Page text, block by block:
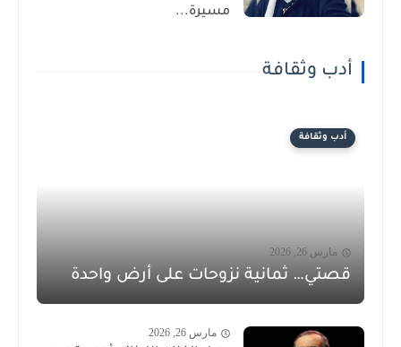
مسيرة...
أدب وثقافة
أدب وثقافة
مارس 26, 2026
قصتي… ثمانية نزوحات على أرض واحدة
مارس 26, 2026